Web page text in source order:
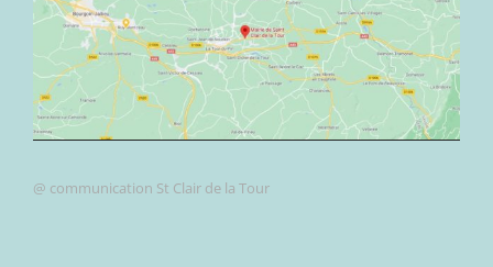
@ communication St Clair de la Tour